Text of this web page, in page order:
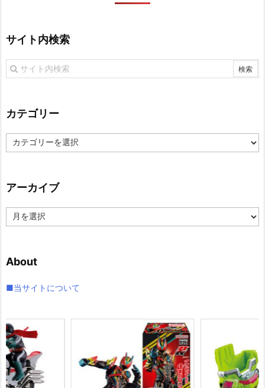
サイト内検索
カテゴリー
カ
テ
ー
アーカイブ
ー
ブ
About
■当サイトについて